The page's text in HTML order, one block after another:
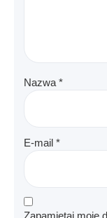
Nazwa *
E-mail *
Zapamiętaj moje